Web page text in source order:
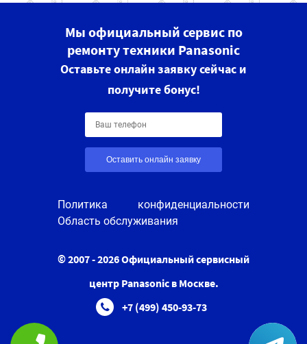
Мы официальный сервис по
ремонту техники Panasonic
Оставьте онлайн заявку сейчас и
получите бонус!
Оставить онлайн заявку
Политика конфиденциальности
Область обслуживания
© 2007 - 2026 Официальный сервисный
центр Panasonic в Москве.
+7 (499) 450-93-73